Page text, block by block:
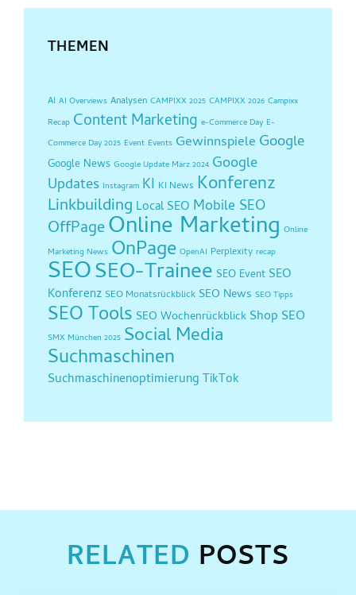
THEMEN
AI AI Overviews Analysen CAMPIXX 2025 CAMPIXX 2026 Campixx
Recap Content Marketing e-Commerce Day E-
Commerce Day 2025 Event Events Gewinnspiele Google
Google News Google Update März 2024 Google
Updates Instagram KI KI News Konferenz
Linkbuilding Local SEO Mobile SEO
OffPageOnline Marketing Online
Marketing News OnPage OpenAI Perplexity recap
SEOSEO-Trainee SEO Event SEO
Konferenz SEO Monatsrückblick SEO News SEO Tipps
SEO Tools SEO Wochenrückblick Shop SEO
SMX München 2025 Social Media
Suchmaschinen
Suchmaschinenoptimierung TikTok
RELATED POSTS